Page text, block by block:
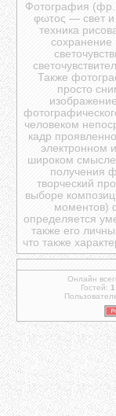
Фотография (фр.
φωτος — свет
техника
Также
просто
человеком
кадр
электронном
широком
получения
творческий
выборе
моментов)
определяется
также его
что также
Онлайн
Гостей: 1